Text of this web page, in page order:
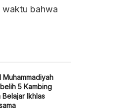
waktu bahwa
Muhammadiyah
5 Kambing
Ikhlas